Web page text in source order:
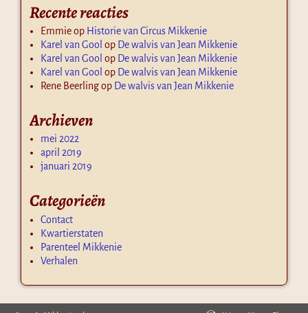
Recente reacties
Emmieop Historie van Circus Mikkenie
Karel van Gool op De walvis van Jean Mikkenie
Karel van Gool op De walvis van Jean Mikkenie
Karel van Gool op De walvis van Jean Mikkenie
Rene Beerlingop De walvis van Jean Mikkenie
Archieven
mei 2022
april 2019
januari 2019
Categorieën
Contact
Kwartierstaten
Parenteel Mikkenie
Verhalen